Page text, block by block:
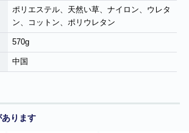
ポリエステル、天然い草、ナイロン、ウレタ
ン、コットン、ポリウレタン
570g
中国
ります
、何卒ご了承くださいますようお願い申し上
メールにご注意ください**
、「Marco-Line」からの荷物が配送される旨
というお問い合わせが多数寄せられていま
ようご注意ください。なお、ご不明の場合
運輸に直接お問い合わせください。〔 2024